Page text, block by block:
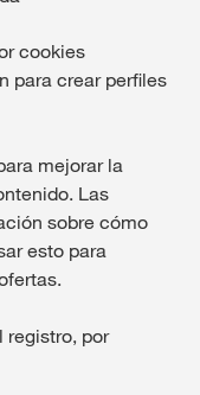
cookies
para crear perfiles
mejorar la
Las
sobre cómo
esto para
registro, por